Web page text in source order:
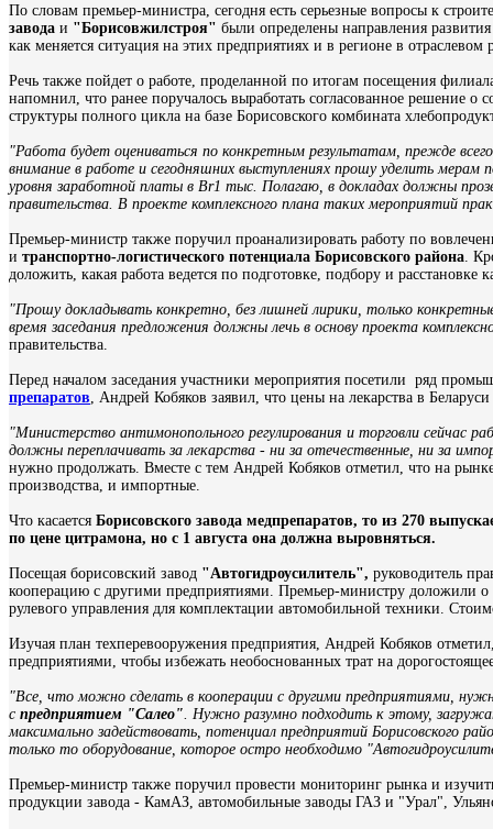
По словам премьер-министра, сегодня есть серьезные вопросы к
завода и "Борисовжилстроя" были определены направления
как меняется ситуация на этих предприятиях и в регионе в отраслевом
Речь также пойдет о работе, проделанной по итогам посещения
напомнил, что ранее поручалось выработать согласованное решение
структуры полного цикла на базе Борисовского комбината
"Работа будет оцениваться по конкретным результатам, прежде
внимание в работе и сегодняшних выступлениях прошу уделить
уровня заработной платы в Br1 тыс. Полагаю, в докладах должны
правительства. В проекте комплексного плана таких мероприятий
Премьер-министр также поручил проанализировать работу по
и транспортно-логистического потенциала Борисовского района .
доложить, какая работа ведется по подготовке, подбору и
"Прошу докладывать конкретно, без лишней лирики, только
время заседания предложения должны лечь в основу проекта
правительства.
Перед началом заседания участники мероприятия посетили ряд
препаратов , Андрей Кобяков заявил, что цены на лекарства в
"Министерство антимонопольного регулирования и торговли сейчас
должны переплачивать за лекарства - ни за отечественные, ни за
нужно продолжать. Вместе с тем Андрей Кобяков отметил, что на
производства, и импортные.
Что касается Борисовского завода медпрепаратов, то из 270
по цене цитрамона, но с 1 августа она должна выровняться.
Посещая борисовский завод "Автогидроусилитель", руководитель
кооперацию с другими предприятиями. Премьер-министру доложили о
рулевого управления для комплектации автомобильной техники.
Изучая план техперевооружения предприятия, Андрей Кобяков
предприятиями, чтобы избежать необоснованных трат на
"Все, что можно сделать в кооперации с другими предприятиями,
с предприятием "Салео" . Нужно разумно подходить к этому,
максимально задействовать, потенциал предприятий Борисовского
только то оборудование, которое остро необходимо
Премьер-министр также поручил провести мониторинг рынка и
продукции завода - КамАЗ, автомобильные заводы ГАЗ и "Урал",